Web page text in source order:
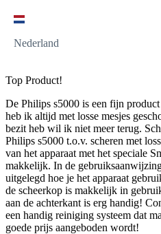
Nederland
Top Product!
De Philips s5000 is een fijn
heb ik altijd met losse mesjes
bezit heb wil ik niet meer terug.
Philips s5000 t.o.v. scheren met
van het apparaat met het speciale
makkelijk. In de
uitgelegd hoe je het apparaat
de scheerkop is makkelijk in
aan de achterkant is erg handig!
een handig reiniging systeem dat
goede prijs aangeboden wordt!